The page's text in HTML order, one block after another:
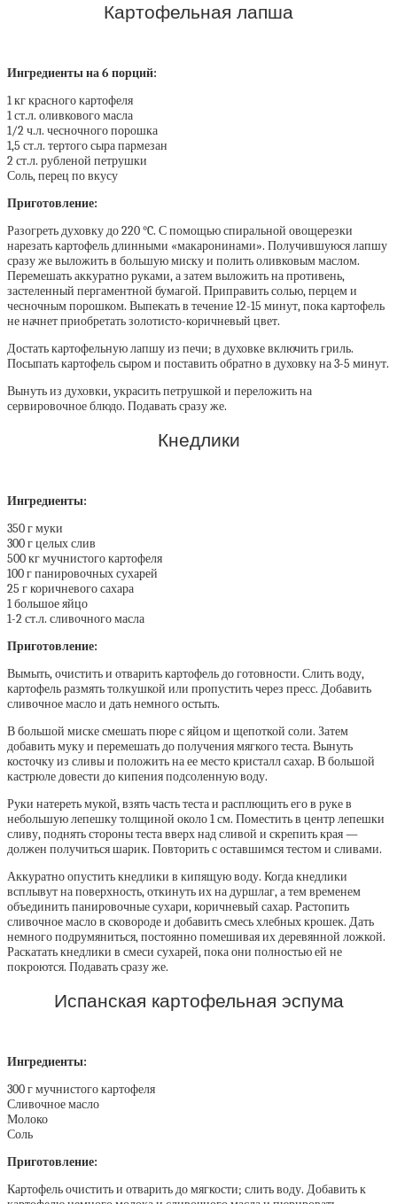
Картофельная лапша
Ингредиенты на 6 порций:
1 кг красного картофеля
1 ст.л. оливкового масла
1/2 ч.л. чесночного порошка
1,5 ст.л. тертого сыра пармезан
2 ст.л. рубленой петрушки
Соль, перец по вкусу
Приготовление:
Разогреть духовку до 220 °C. С помощью спиральной овощерезки
нарезать картофель длинными «макаронинами». Получившуюся лапшу
сразу же выложить в большую миску и полить оливковым маслом.
Перемешать аккуратно руками, а затем выложить на противень,
застеленный пергаментной бумагой. Приправить солью, перцем и
чесночным порошком. Выпекать в течение 12-15 минут, пока картофель
не начнет приобретать золотисто-коричневый цвет.
Достать картофельную лапшу из печи; в духовке включить гриль.
Посыпать картофель сыром и поставить обратно в духовку на 3-5 минут.
Вынуть из духовки, украсить петрушкой и переложить на
сервировочное блюдо. Подавать сразу же.
Кнедлики
Ингредиенты:
350 г муки
300 г целых слив
500 кг мучнистого картофеля
100 г панировочных сухарей
25 г коричневого сахара
1 большое яйцо
1-2 ст.л. сливочного масла
Приготовление:
Вымыть, очистить и отварить картофель до готовности. Слить воду,
картофель размять толкушкой или пропустить через пресс. Добавить
сливочное масло и дать немного остыть.
В большой миске смешать пюре с яйцом и щепоткой соли. Затем
добавить муку и перемешать до получения мягкого теста. Вынуть
косточку из сливы и положить на ее место кристалл сахар. В большой
кастрюле довести до кипения подсоленную воду.
Руки натереть мукой, взять часть теста и расплющить его в руке в
небольшую лепешку толщиной около 1 см. Поместить в центр лепешки
сливу, поднять стороны теста вверх над сливой и скрепить края —
должен получиться шарик. Повторить с оставшимся тестом и сливами.
Аккуратно опустить кнедлики в кипящую воду. Когда кнедлики
всплывут на поверхность, откинуть их на дуршлаг, а тем временем
объединить панировочные сухари, коричневый сахар. Растопить
сливочное масло в сковороде и добавить смесь хлебных крошек. Дать
немного подрумяниться, постоянно помешивая их деревянной ложкой.
Раскатать кнедлики в смеси сухарей, пока они полностью ей не
покроются. Подавать сразу же.
Испанская картофельная эспума
Ингредиенты:
300 г мучнистого картофеля
Сливочное масло
Молоко
Соль
Приготовление:
Картофель очистить и отварить до мягкости; слить воду. Добавить к